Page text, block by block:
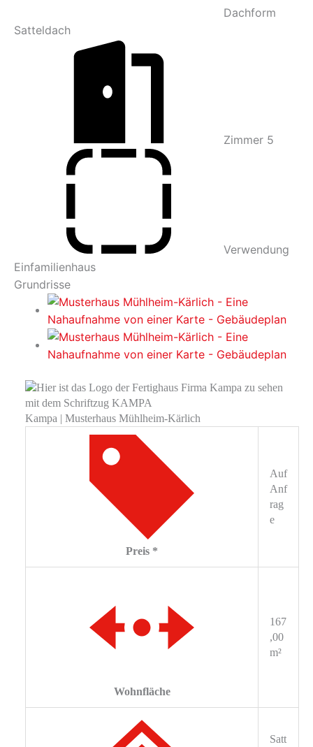
Dachform
Satteldach
Zimmer 5
Verwendung
Einfamilienhaus
Grundrisse
Kampa | Musterhaus Mühlheim-Kärlich
Preis *
Auf
Anf
rag
e
Wohnfläche
167
,00
m²
Satt